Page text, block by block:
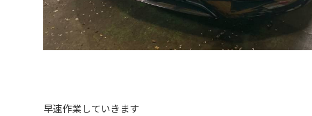
早速作業していきます